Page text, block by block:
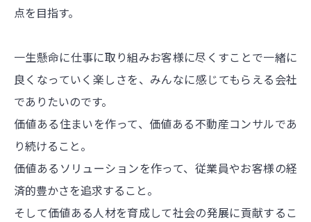
点を目指す。
一生懸命に仕事に取り組みお客様に尽くすことで一緒に
良くなっていく楽しさを、みんなに感じてもらえる会社
でありたいのです。
価値ある住まいを作って、価値ある不動産コンサルであ
り続けること。
価値あるソリューションを作って、従業員やお客様の経
済的豊かさを追求すること。
そして価値ある人材を育成して社会の発展に貢献するこ